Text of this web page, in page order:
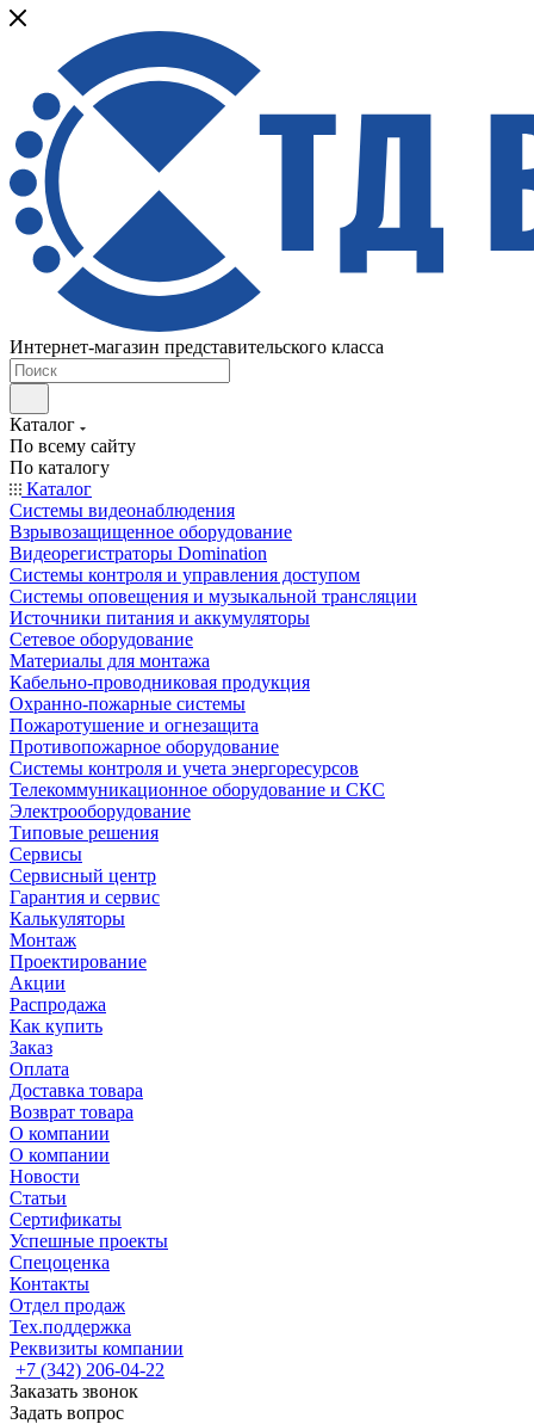
Интернет-магазин представительского класса
Каталог
По всему сайту
По каталогу
Каталог
Системы видеонаблюдения
Взрывозащищенное оборудование
Видеорегистраторы Domination
Системы контроля и управления доступом
Системы оповещения и музыкальной трансляции
Источники питания и аккумуляторы
Сетевое оборудование
Материалы для монтажа
Кабельно-проводниковая продукция
Охранно-пожарные системы
Пожаротушение и огнезащита
Противопожарное оборудование
Системы контроля и учета энергоресурсов
Телекоммуникационное оборудование и СКС
Электрооборудование
Типовые решения
Сервисы
Сервисный центр
Гарантия и сервис
Калькуляторы
Монтаж
Проектирование
Акции
Распродажа
Как купить
Заказ
Оплата
Доставка товара
Возврат товара
О компании
О компании
Новости
Статьи
Сертификаты
Успешные проекты
Спецоценка
Контакты
Отдел продаж
Тех.поддержка
Реквизиты компании
+7 (342) 206-04-22
Заказать звонок
Задать вопрос